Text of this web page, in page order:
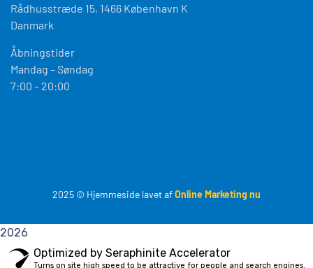
Rådhusstræde 15, 1466 København K
Danmark
Åbningstider
Mandag – Søndag
7:00 – 20:00
2025 © Hjemmeside lavet afOnline Marketing nu
2026
Optimized by Seraphinite Accelerator
Turns on site high speed to be attractive for people and search engines.